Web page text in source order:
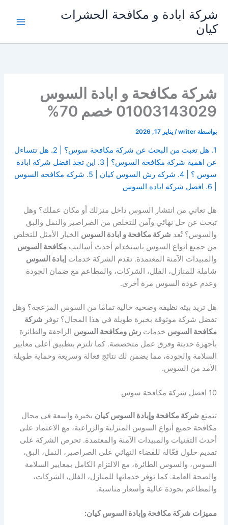
المحتوى
شركة ابادة و مكافحة الحشرات
كيان
شركة مكافحة و ابادة السوس
01003143029 خصم 70%
بواسطة writer
/يناير 17, 2026
1. هل تعبت من البحث عن شركة مكافحة سوس؟ | 2. هل تتساءل
عن اهمية شركة مكافحة السوس؟ | 3. اين تجد افضل شركة ابادة
سوس ؟ | 4. شركه رش السوس كيان | 5. شركه مكافحه السوس
هل تعاني من انتشار السوس داخل منزلك أو مكان عملك؟ وهل
تبحث عن حل نهائي وآمن للتخلص من الصراصير والنمل والبق
والسوس؟ تُعد شركة مكافحة و ابادة السوس الخيار الأمثل للتخلص
من جميع أنواع السوس باستخدام أحدث أساليبمكافحة السوس
والمبيدات الآمنة المعتمدة. تقدم الشركة خدماتإبادة السوس
شاملة للمنازل، الفلل، الشركات، والمطاعم مع ضمان الجودة
وعدم عودة السوس مرة أخرى.
هل تريد بيئة نظيفة وصحية خالية تمامًا من السوس المزعجة؟ وهل
تفضل شركة موثوقة بخبرة طويلة في هذا المجال؟ توفر شركة
مكافحة السوس خدماترش ومكافحة السوس الزاحفة والطائرة
بأجهزة حديثة وفرق عمل متخصصة. كما تلتزم بتطبيق أعلى معايير
السلامة والجودة، مما يضمن لك نتائج فعالة وسريعة وحماية طويلة
الأمد من السوس.
10 افضل شركة مكافحة سوس
تتمتع شركة مكافحة وإبادة السوس كيان بخبرة واسعة في مجال
مكافحة جميع أنواع السوس المنزلية والزراعية، مع الاعتماد على
أحدث التقنيات والمبيدات الآمنة والمعتمدة. تحرص الشركة على
تقديم حلول فعّالة للقضاء النهائي على الصراصير، النمل، البق،
السوس، والسوس الطائرة، مع الالتزام الكامل بمعايير السلامة
والصحة العامة. كما توفر خدماتها للمنازل، الفلل، الشركات،
والمطاعم بجودة عالية وأسعار مناسبة.
مميزات شركة مكافحة وإبادة السوس كيان: